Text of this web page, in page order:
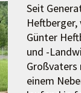
Seit
Heftberger,
Günter
und -
Großvaters
einem